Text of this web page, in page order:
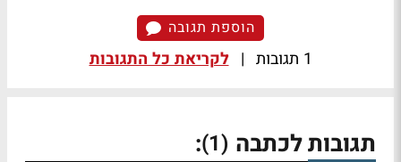
הוספת תגובה
1 תגובות | לקריאת כל התגובות
תגובות לכתבה (1)
: